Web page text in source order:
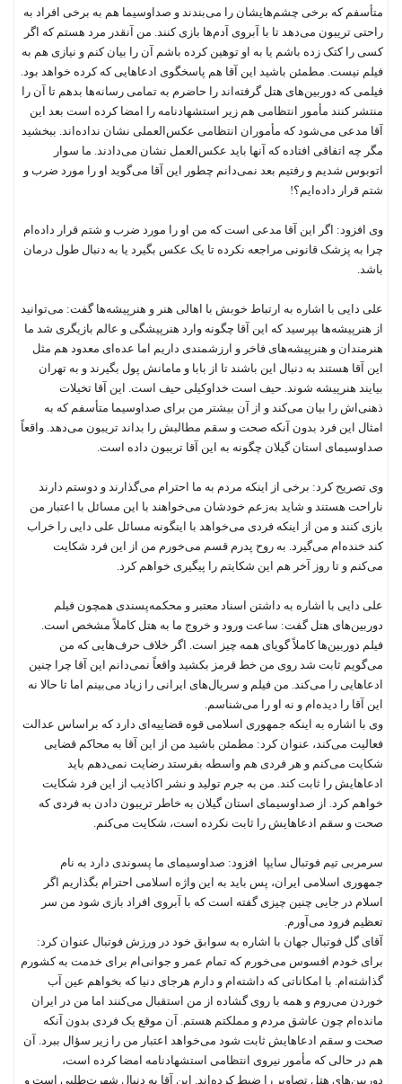
متأسفم که برخی چشم‌هایشان را می‌بندند و صداوسیما هم به برخی افراد به
راحتی تریبون می‌دهد تا با آبروی آدم‌ها بازی کنند. من آنقدر مرد هستم که اگر
کسی را کتک زده باشم یا به او توهین کرده باشم آن را بیان کنم و نیازی هم به
فیلم نیست. مطمئن باشید این آقا هم پاسخگوی ادعاهایی که کرده خواهد بود.
فیلمی که دوربین‌های هتل گرفته‌اند را حاضرم به تمامی رسانه‌ها بدهم تا آن را
منتشر کنند مأمور انتظامی هم زیر استشهادنامه را امضا کرده است بعد این
آقا مدعی می‌شود که مأموران انتظامی عکس‌العملی نشان نداده‌اند. ببخشید
مگر چه اتفاقی افتاده که آنها باید عکس‌العمل نشان می‌دادند. ما سوار
اتوبوس شدیم و رفتیم بعد نمی‌دانم چطور این آقا می‌گوید او را مورد ضرب و
شتم قرار داده‌ایم؟!
وی افزود: اگر این آقا مدعی است که من او را مورد ضرب و شتم قرار داده‌ام
چرا به پزشک قانونی مراجعه نکرده تا یک عکس بگیرد یا به دنبال طول درمان
باشد.
علی دایی با اشاره به ارتباط خوبش با اهالی هنر و هنرپیشه‌ها گفت‌: می‌توانید
از هنرپیشه‌ها بپرسید که این آقا چگونه وارد هنرپیشگی و عالم بازیگری شد ما
هنرمندان و هنرپیشه‌های فاخر و ارزشمندی داریم اما عده‌ای معدود هم مثل
این آقا هستند به دنبال این باشند تا از بابا و مامانش پول بگیرند و به تهران
بیایند هنرپیشه شوند. حیف است خداوکیلی حیف است. این آقا تخیلات
ذهنی‌اش را بیان می‌کند و از آن بیشتر من برای صداوسیما متأسفم که به
امثال این فرد بدون آنکه صحت و سقم مطالبش را بداند تریبون می‌دهد. واقعاً
صداوسیمای استان گیلان چگونه به این آقا تریبون داده است.
وی تصریح کرد: برخی از اینکه مردم به ما احترام می‌گذارند و دوستم دارند
ناراحت هستند و شاید به‌زعم خودشان می‌خواهند با این مسائل با اعتبار من
بازی کنند و من از اینکه فردی می‌خواهد با اینگونه مسائل علی دایی را خراب
کند خنده‌ام می‌‌گیرد. به روح پدرم قسم می‌خورم من از این فرد شکایت
می‌کنم و تا روز آخر هم این شکایتم را پیگیری خواهم کرد.
علی دایی با اشاره به داشتن اسناد معتبر و محکمه‌پسندی همچون فیلم
دوربین‌های هتل گفت: ساعت ورود و خروج ما به هتل کاملاً‌ مشخص است.
فیلم دوربین‌ها کاملاً گویای همه چیز است. اگر خلاف حرف‌هایی که من
می‌گویم ثابت شد روی من خط قرمز بکشید واقعاً نمی‌دانم این آقا چرا چنین
ادعاهایی را می‌کند. من فیلم و سریال‌های ایرانی را زیاد می‌بینم اما تا حالا نه
این آقا را دیده‌ام و نه او را می‌شناسم.
وی با اشاره به اینکه جمهوری اسلامی قوه قضاییه‌ای دارد که براساس عدالت
فعالیت می‌کند، عنوان کرد: مطمئن باشید من از این آقا به محاکم قضایی
شکایت می‌کنم و هر فردی هم واسطه بفرستد رضایت نمی‌دهم باید
ادعاهایش را ثابت کند. من به جرم تولید و نشر اکاذیب از این فرد شکایت
خواهم کرد. از صداوسیمای استان گیلان به خاطر تریبون دادن به فردی که
صحت و سقم ادعاهایش را ثابت نکرده است، شکایت می‌‌کنم.
سرمربی تیم فوتبال سایپا افزود: صداوسیمای ما پسوندی دارد به نام
جمهوری اسلامی ایران، پس باید به این واژه اسلامی احترام بگذاریم اگر
اسلام در جایی چنین چیزی گفته است که با آبروی افراد بازی شود من سر
تعظیم فرود می‌آورم.
آقای گل فوتبال جهان با اشاره به سوابق خود در ورزش فوتبال عنوان کرد:
برای خودم افسوس می‌خورم که تمام عمر و جوانی‌ام برای خدمت به کشورم
گذاشته‌ام. با امکاناتی که داشته‌ام و دارم هرجای دنیا که بخواهم عین آب
خوردن می‌روم و همه با روی گشاده از من استقبال می‌کنند اما من در ایران
مانده‌ام چون عاشق مردم و مملکتم هستم. آن موقع یک فردی بدون آنکه
صحت و سقم ادعاهایش ثابت شود می‌خواهد اعتبار من را زیر سؤال ببرد. آن
هم در حالی که مأمور نیروی انتظامی استشهادنامه امضا کرده است،
دوربین‌های هتل تصاویر را ضبط کرده‌اند. این آقا به دنبال شهرت‌طلبی است و